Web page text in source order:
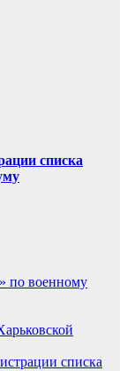
списка
по военному
списка